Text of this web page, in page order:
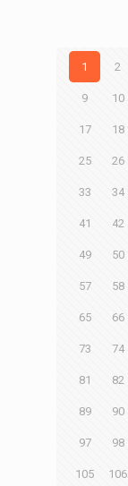
1 2
9 10
17 18
25 26
33 34
41 42
49 50
57 58
65 66
73 74
81 82
89 90
97 98
105 106